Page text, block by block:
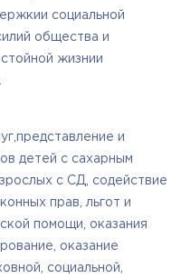
социальной
общества и
жизнии
и
детей с сахарным
с СД, содействие
прав, льгот и
помощи, оказания
оказание
социальной,